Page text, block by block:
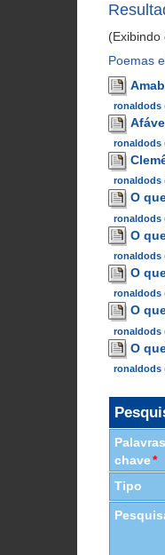
(Exibindo
Poemas
ronaldods
ronaldods
ronaldods
O
ronaldods
O
ronaldods
O
ronaldods
O
ronaldods
O
ronaldods
chave*
Tipo